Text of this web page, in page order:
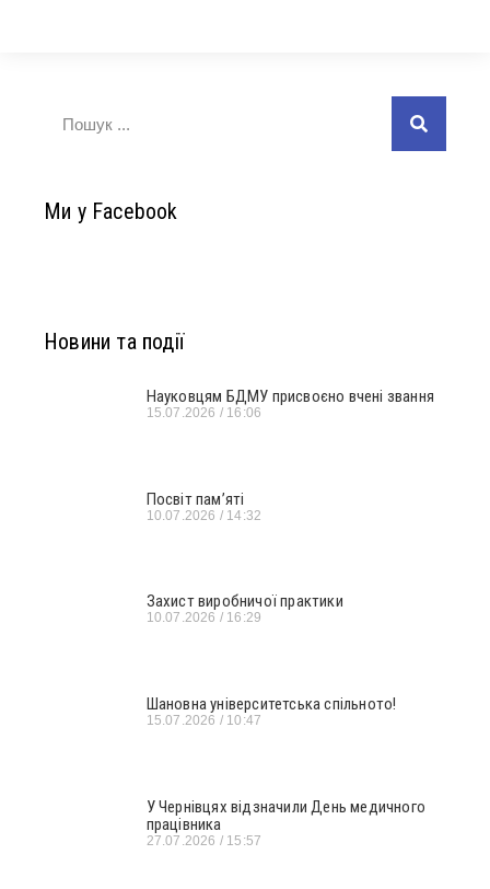
Ми у Facebook
Новини та події
Науковцям БДМУ присвоєно вчені звання
15.07.2026 16:06
Посвіт пам’яті
10.07.2026 14:32
Захист виробничої практики
10.07.2026 16:29
Шановна університетська спільното!
15.07.2026 10:47
У Чернівцях відзначили День медичного
працівника
27.07.2026 15:57